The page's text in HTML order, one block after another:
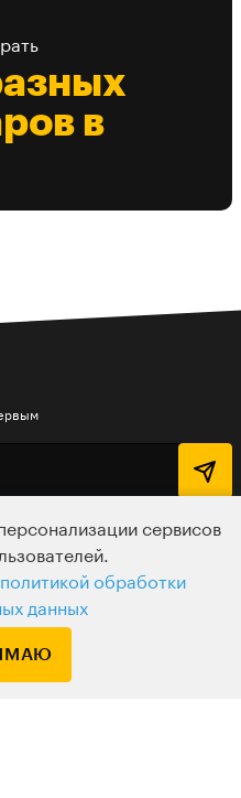
в
сервисов
политикой обработки
данных